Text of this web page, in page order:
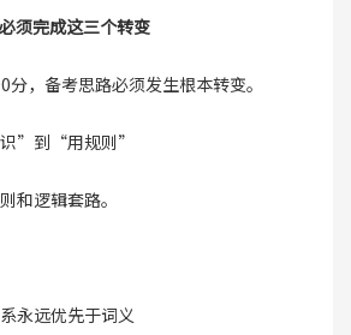
须完成这三个转变
，备考思路必须发生根本转变。
”到“用规则”
和逻辑套路。
永远优先于词义